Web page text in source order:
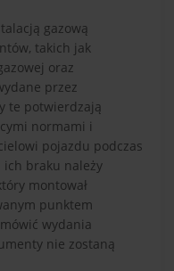
gazową
takich jak
oraz
przez
te potwierdzają
normami i
pojazdu podczas
braku należy
montował
punktem
wydania
nie zostaną